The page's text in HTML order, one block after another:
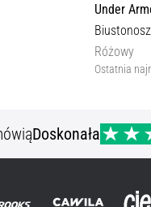
Under
Różowy
Ostatnia
Doskonała